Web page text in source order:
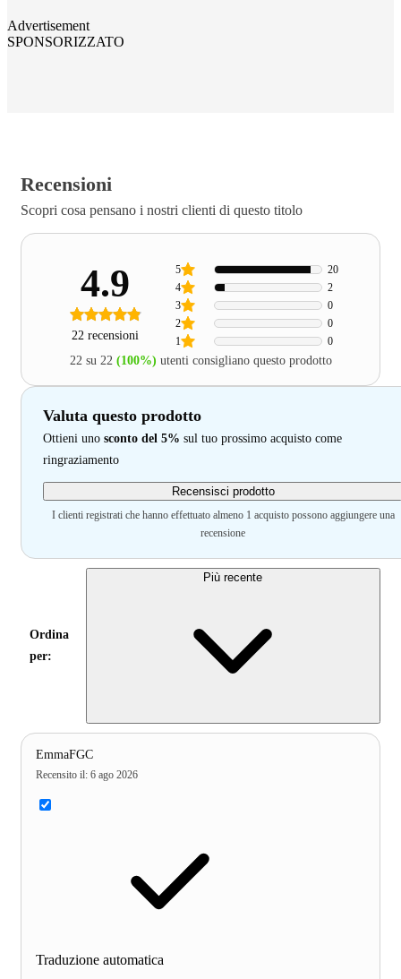
Advertisement
SPONSORIZZATO
Recensioni
Scopri cosa pensano i nostri clienti di questo titolo
4.9
22 recensioni 1 0
2 0
3 0
4 2
5 20
22 su 22 (100%) utenti consigliano questo prodotto
Valuta questo prodotto
Ottieni uno sconto del 5% sul tuo prossimo acquisto come
ringraziamento
Recensisci prodotto
I clienti registrati che hanno effettuato almeno 1 acquisto possono aggiungere una
recensione
Ordina
per:
Più recente
EmmaFGC
Recensito il: 6 ago 2026
Traduzione automatica